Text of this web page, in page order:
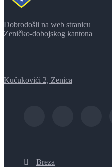
Dobrodošli na web stranicu
Zeničko-dobojskog kantona
Kučukovići 2, Zenica
Breza